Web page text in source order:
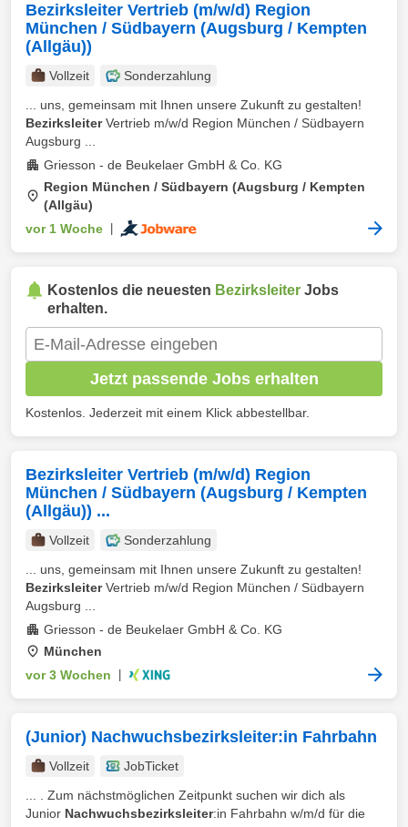
Bezirksleiter Vertrieb (m/w/d) Region
München / Südbayern (Augsburg / Kempten
(Allgäu))
Vollzeit
Sonderzahlung
... uns, gemeinsam mit Ihnen unsere Zukunft zu gestalten!
BezirksleiterVertrieb m/w/d Region München / Südbayern
Augsburg ...
Griesson - de Beukelaer GmbH & Co. KG
Region München / Südbayern (Augsburg / Kempten
(Allgäu)
vor 1 Woche
Kostenlos die neuesten Bezirksleiter Jobs
erhalten.
Jetzt passende Jobs erhalten
Kostenlos. Jederzeit mit einem Klick abbestellbar.
Bezirksleiter Vertrieb (m/w/d) Region
München / Südbayern (Augsburg / Kempten
(Allgäu)) ...
Vollzeit
Sonderzahlung
... uns, gemeinsam mit Ihnen unsere Zukunft zu gestalten!
BezirksleiterVertrieb m/w/d Region München / Südbayern
Augsburg ...
Griesson - de Beukelaer GmbH & Co. KG
München
vor 3 Wochen
(Junior) Nachwuchsbezirksleiter:in Fahrbahn
Vollzeit
JobTicket
... . Zum nächstmöglichen Zeitpunkt suchen wir dich als
Junior Nachwuchsbezirksleiter:in Fahrbahn w/m/d für die